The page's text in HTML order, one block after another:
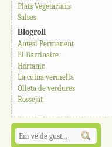
Plats Vegetarians
Salses
Blogroll
Antesi Permanent
El Barrinaire
Hortanic
La cuina vermella
Olleta de verdures
Rossejat